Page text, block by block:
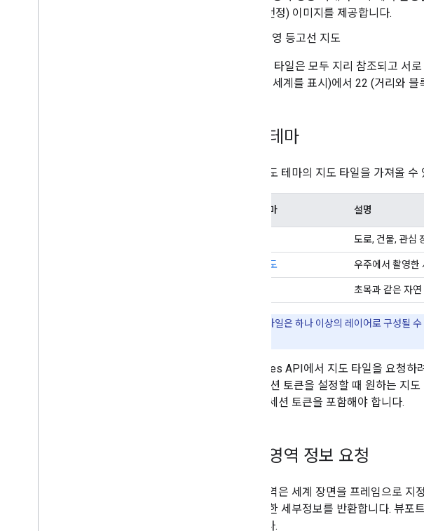
(천정) 이미지를 제공합니다.
음영 등고선 지도
2D 지도 타일은 모두 지리 참조되고 서
은 0 (전 세계를 표시)에서 22 (거리와
지도 테마
다음 지도 테마의 지도 타일을 가져올 수
지도 테마 설명
도로, 건물, 관심
위성 지도 우주에서 촬영한
초목과 같은 자
지도 타일은 하나 이상의 레이어로 구성될
Map Tiles API에서 지도 타일을 요청하
니다. 세션 토큰을 설정할 때 원하는 지
요청에 세션 토큰을 포함해야 합니다.
표시 영역 정보 요청
표시 영역은 세계 장면을 프레임으로
일에 관한 세부정보를 반환합니다. 뷰
서입니다.